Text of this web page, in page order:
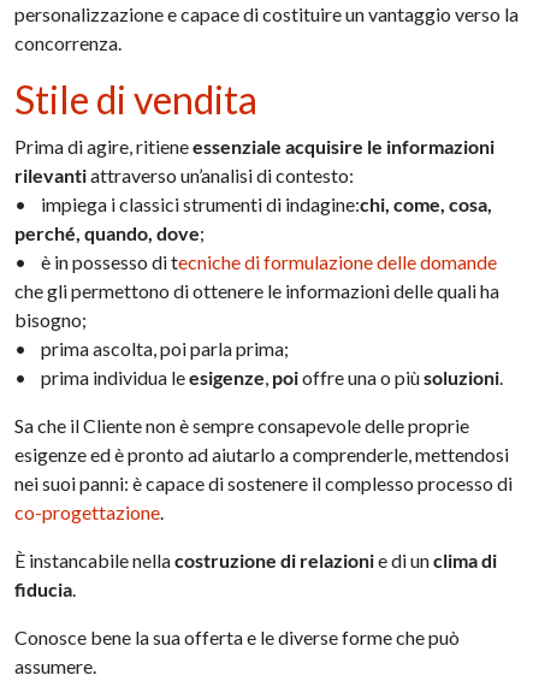
personalizzazione e capace di costituire un vantaggio verso la
concorrenza.
Stile di vendita
Prima di agire, ritieneessenziale acquisire le informazioni
rilevantiattraverso un’analisi di contesto:
• impiega i classici strumenti di indagine:chi, come, cosa,
perché, quando, dove;
• è in possesso di tecniche di formulazione delle domande
che gli permettono di ottenere le informazioni delle quali ha
bisogno;
• prima ascolta, poi parla prima;
• prima individua leesigenze, poioffre una o piùsoluzioni.
Sa che il Cliente non è sempre consapevole delle proprie
esigenze ed è pronto ad aiutarlo a comprenderle, mettendosi
nei suoi panni: è capace di sostenere il complesso processo di
co-progettazione.
È instancabile nellacostruzione di relazionie di unclima di
fiducia.
Conosce bene la sua offerta e le diverse forme che può
assumere.